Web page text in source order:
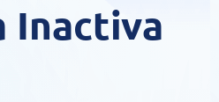
Inactiva